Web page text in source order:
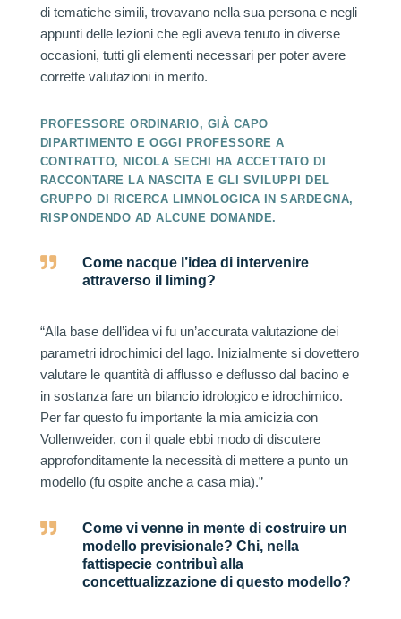
di tematiche simili, trovavano nella sua persona e negli
appunti delle lezioni che egli aveva tenuto in diverse
occasioni, tutti gli elementi necessari per poter avere
corrette valutazioni in merito.
PROFESSORE ORDINARIO, GIÀ CAPO
DIPARTIMENTO E OGGI PROFESSORE A
CONTRATTO, NICOLA SECHI HA ACCETTATO DI
RACCONTARE LA NASCITA E GLI SVILUPPI DEL
GRUPPO DI RICERCA LIMNOLOGICA IN SARDEGNA,
RISPONDENDO AD ALCUNE DOMANDE.

Come nacque l’idea di intervenire
attraverso il liming?
“Alla base dell’idea vi fu un’accurata valutazione dei
parametri idrochimici del lago. Inizialmente si dovettero
valutare le quantità di afflusso e deflusso dal bacino e
in sostanza fare un bilancio idrologico e idrochimico.
Per far questo fu importante la mia amicizia con
Vollenweider, con il quale ebbi modo di discutere
approfonditamente la necessità di mettere a punto un
modello (fu ospite anche a casa mia).”

Come vi venne in mente di costruire un
modello previsionale? Chi, nella
fattispecie contribuì alla
concettualizzazione di questo modello?